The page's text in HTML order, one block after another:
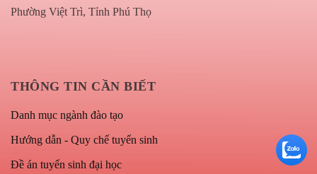
Phường Việt Trì, Tỉnh Phú Thọ
THÔNG TIN CẦN BIẾT
Danh mục ngành đào tạo
Hướng dẫn - Quy chế tuyển sinh
Đề án tuyển sinh đại học